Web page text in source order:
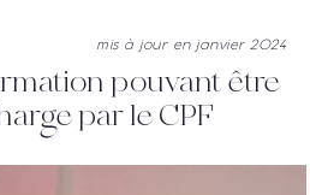
mis à jour en janvier 2024
pouvant être
par le CPF